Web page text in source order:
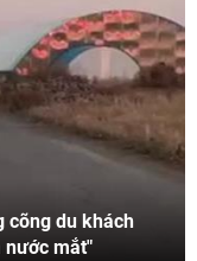
cõng du khách
nước mắt"